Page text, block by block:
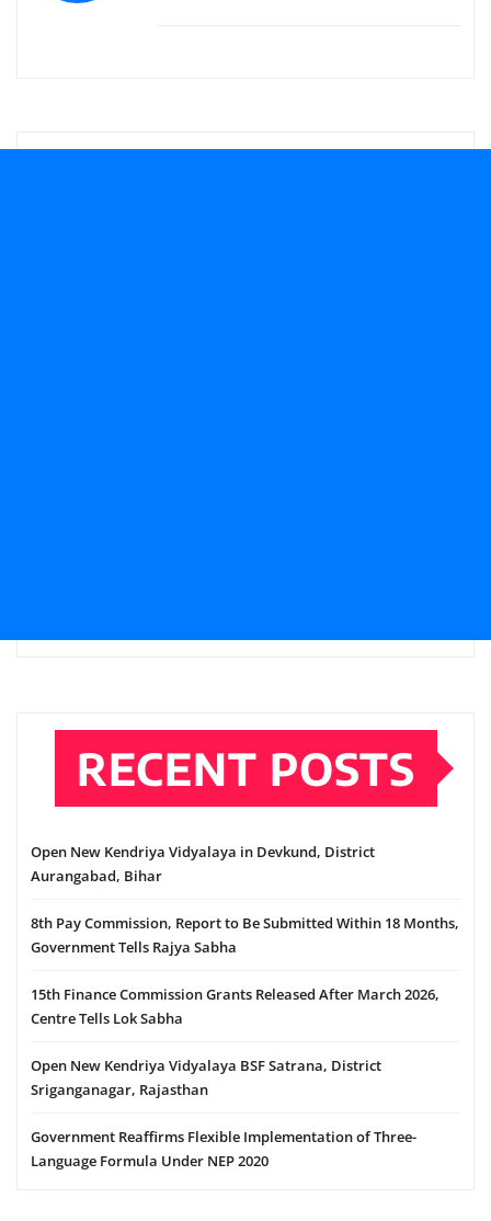
RECENT POSTS
Open New Kendriya Vidyalaya in Devkund, District
Aurangabad, Bihar
8th Pay Commission, Report to Be Submitted Within 18 Months,
Government Tells Rajya Sabha
15th Finance Commission Grants Released After March 2026,
Centre Tells Lok Sabha
Open New Kendriya Vidyalaya BSF Satrana, District
Sriganganagar, Rajasthan
Government Reaffirms Flexible Implementation of Three-
Language Formula Under NEP 2020